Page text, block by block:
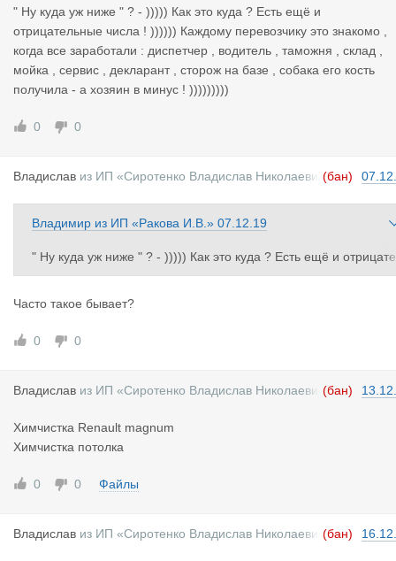
" Ну куда уж ниже " ? - ))))) Как это куда ? Есть ещё и
отрицательные числа ! )))))) Каждому перевозчику это знакомо ,
когда все заработали : диспетчер , водитель , таможня , склад ,
мойка , сервис , декларант , сторож на базе , собака его кость
получила - а хозяин в минус ! )))))))))
0 0
Владислав из ИП «Сиротенко Владислав Николаеви (бан)
Владимир из ИП «Ракова И.В.» 07.12.19
" Ну куда уж ниже " ? - ))))) Как это куда ? Есть ещё и отрицате
льные числа ! )))))) Каждому перевозчику это знакомо , когда в
ла - а хозяин в минус ! )))))))))
Часто такое бывает?
0 0
Владислав из ИП «Сиротенко Владислав Николаеви (бан)
Химчистка Renault magnum
Химчистка потолка
0 0 Файлы
Владислав из ИП «Сиротенко Владислав Николаеви (бан)